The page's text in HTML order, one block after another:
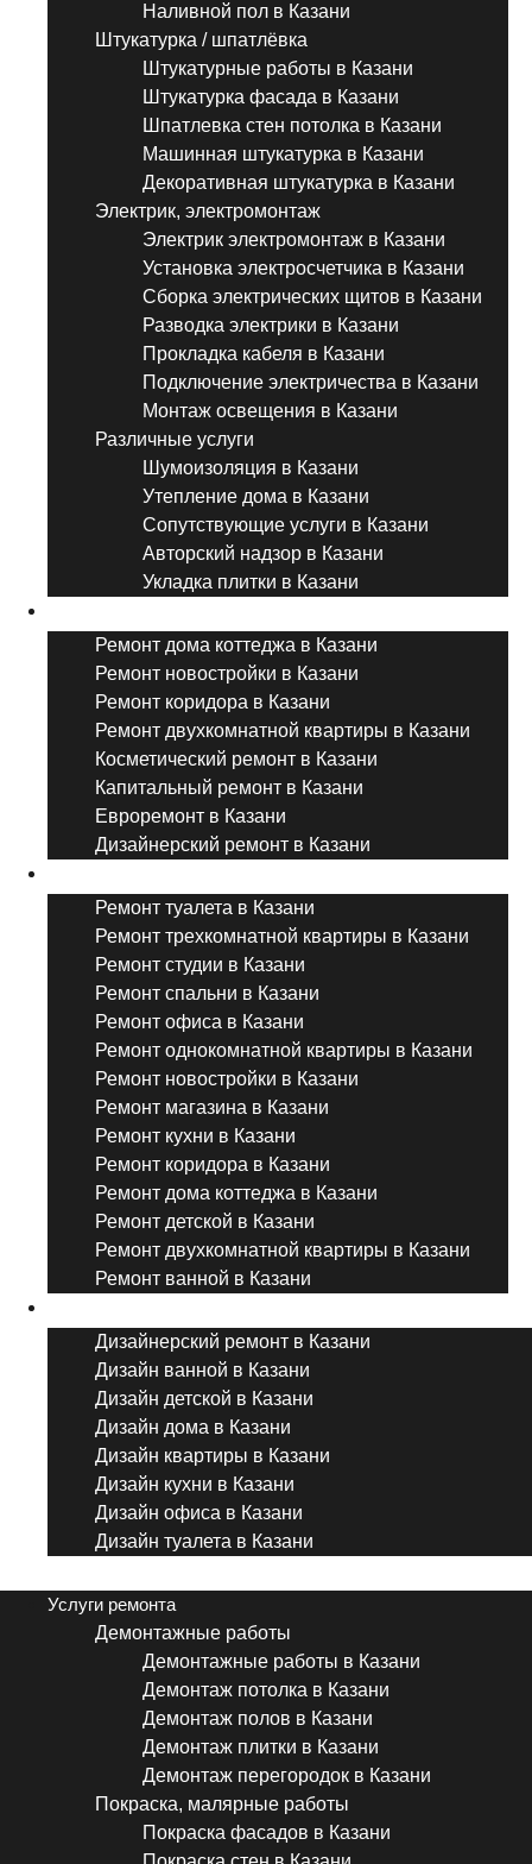
Наливной пол в Казани
Штукатурка / шпатлёвка
Штукатурные работы в Казани
Штукатурка фасада в Казани
Шпатлевка стен потолка в Казани
Машинная штукатурка в Казани
Декоративная штукатурка в Казани
Электрик, электромонтаж
Электрик электромонтаж в Казани
Установка электросчетчика в Казани
Сборка электрических щитов в Казани
Разводка электрики в Казани
Прокладка кабеля в Казани
Подключение электричества в Казани
Монтаж освещения в Казани
Различные услуги
Шумоизоляция в Казани
Утепление дома в Казани
Сопутствующие услуги в Казани
Авторский надзор в Казани
Укладка плитки в Казани
Ремонт дома коттеджа в Казани
Ремонт новостройки в Казани
Ремонт коридора в Казани
Ремонт двухкомнатной квартиры в Казани
Косметический ремонт в Казани
Капитальный ремонт в Казани
Евроремонт в Казани
Дизайнерский ремонт в Казани
Ремонт туалета в Казани
Ремонт трехкомнатной квартиры в Казани
Ремонт студии в Казани
Ремонт спальни в Казани
Ремонт офиса в Казани
Ремонт однокомнатной квартиры в Казани
Ремонт новостройки в Казани
Ремонт магазина в Казани
Ремонт кухни в Казани
Ремонт коридора в Казани
Ремонт дома коттеджа в Казани
Ремонт детской в Казани
Ремонт двухкомнатной квартиры в Казани
Ремонт ванной в Казани
Дизайнерский ремонт в Казани
Дизайн ванной в Казани
Дизайн детской в Казани
Дизайн дома в Казани
Дизайн квартиры в Казани
Дизайн кухни в Казани
Дизайн офиса в Казани
Дизайн туалета в Казани
Услуги ремонта
Демонтажные работы
Демонтажные работы в Казани
Демонтаж потолка в Казани
Демонтаж полов в Казани
Демонтаж плитки в Казани
Демонтаж перегородок в Казани
Покраска, малярные работы
Покраска фасадов в Казани